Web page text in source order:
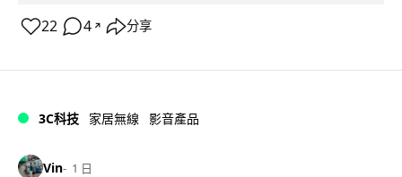
22 4 ↗ 分享
3C科技 家居無線 影音產品
Vin 1 日